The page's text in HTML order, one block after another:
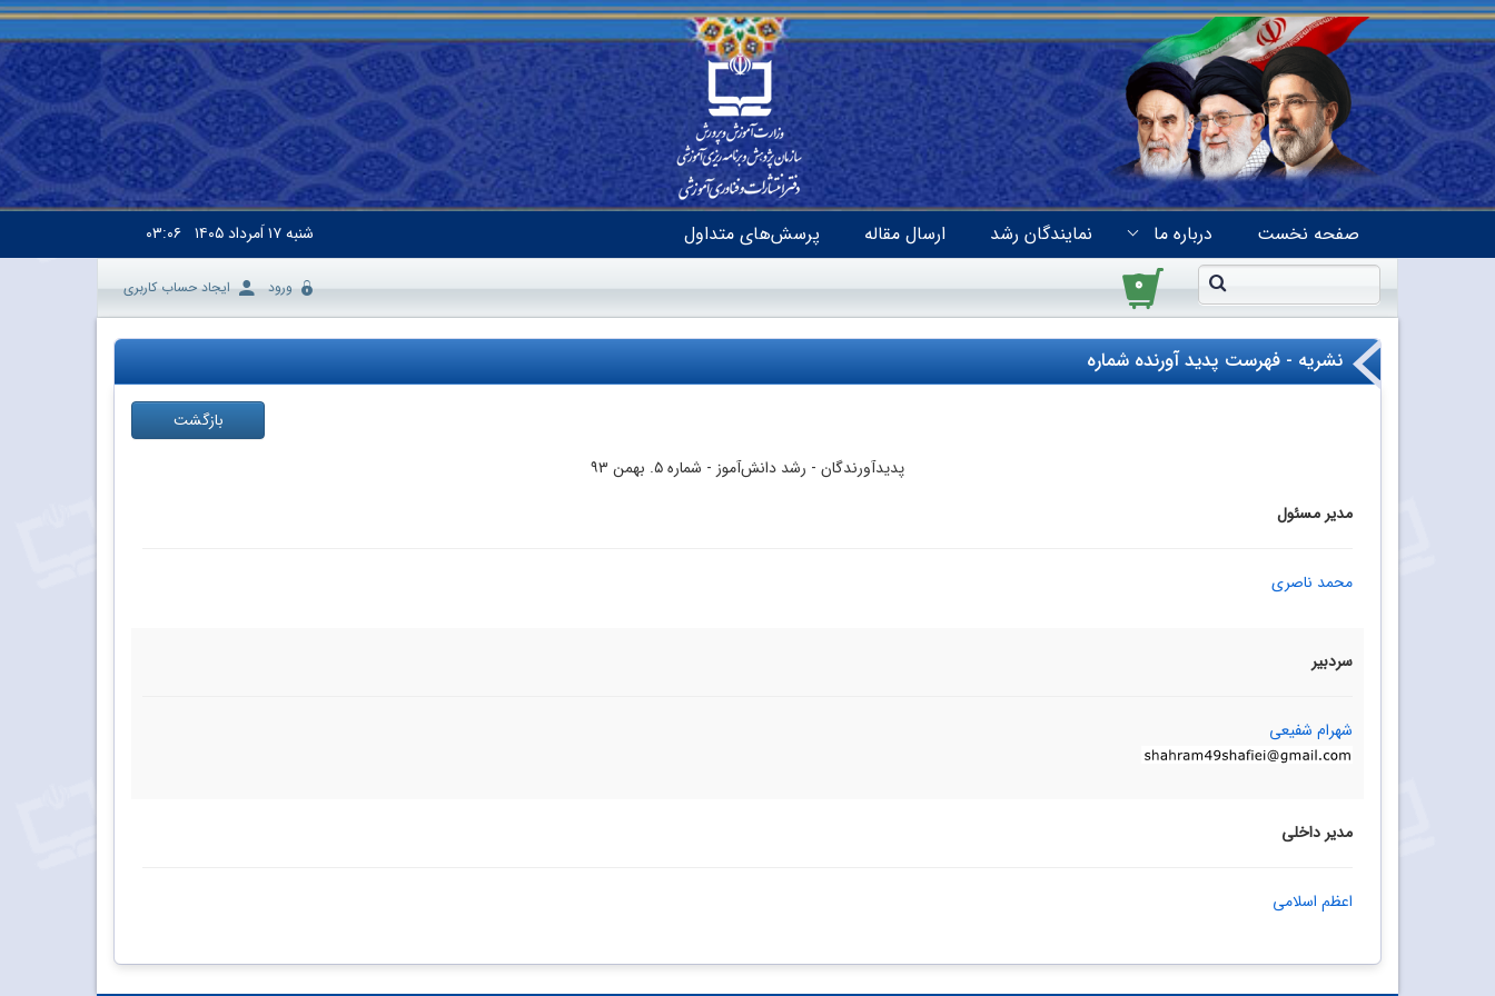
صفحه نخست درباره ما نمایندگان رشد ارسال مقاله پرسش‌های متداول شنبه۱۷ اَمرداد ۱۴۰۵ ۰۳:۰۶
۰ ورود ایجاد حساب کاربری
نشریه - فهرست پدید آورنده شماره
بازگشت
پدیدآورندگان - رشد دانش‌آموز - شماره ۵. بهمن ۹۳
مدیر مسئول
محمد ناصری
سردبیر
شهرام شفیعی
مدیر داخلی
اعظم اسلامی